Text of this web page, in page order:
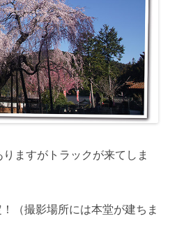
ますがトラックが来てしま
（撮影場所には本堂が建ちま